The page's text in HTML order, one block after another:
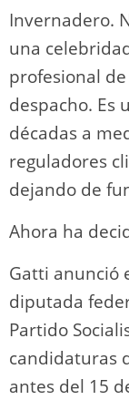
Invernadero.
una
profesional
despacho. Es
décadas a
reguladores
dejando de
Ahora ha
Gatti anunció
diputada
Partido
candidaturas
antes del 15